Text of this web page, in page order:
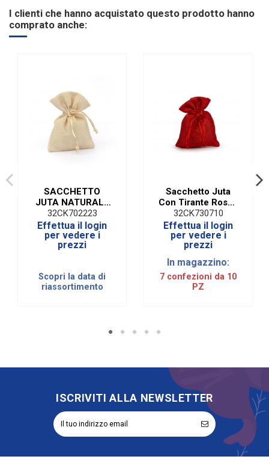
I clienti che hanno acquistato questo prodotto hanno
comprato anche:
SACCHETTO
JUTA NATURALE
13 CM (10 PZ)
32CK702223
Effettua il login
per vedere i
prezzi
Scopri la data di
riassortimento
Sacchetto Juta
Con Tirante Rosso
(10 PZ)
32CK730710
Effettua il login
per vedere i
prezzi
In magazzino:
7 confezioni da 10
PZ
ISCRIVITI ALLA NEWSLETTER